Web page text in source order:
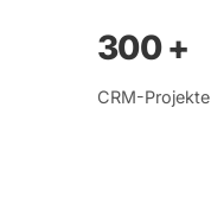
300 +
CRM-Projekte